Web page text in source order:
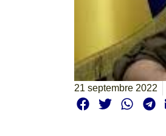
21 septembre 2022